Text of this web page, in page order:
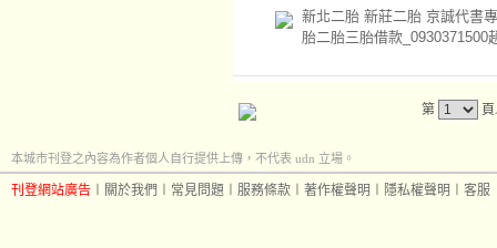
新北二胎 新莊二胎 京誠代書
胎二胎三胎借款_0930371500
第
本城市刊登之內容為作者個人自行提供上傳，不代表 udn 立場。
刊登網站廣告 關於我們 常見問題 服務條款 著作權聲明 隱私權聲明 客服